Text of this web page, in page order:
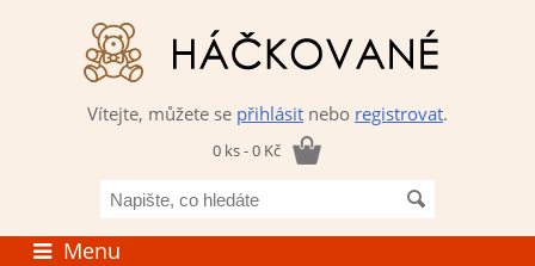
Vítejte, můžete se přihlásit nebo registrovat.
0 ks - 0 Kč
co
hledáte
Menu